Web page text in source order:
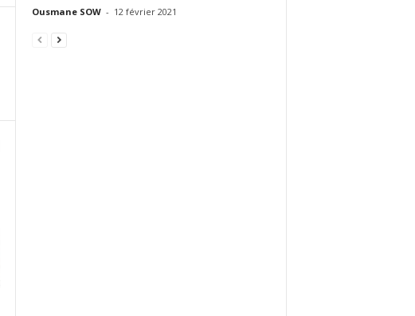
Ousmane SOW - 12 février 2021